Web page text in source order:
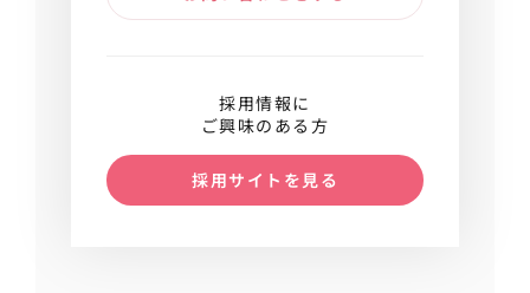
採用情報に
ご興味のある方
採用サイトを見る